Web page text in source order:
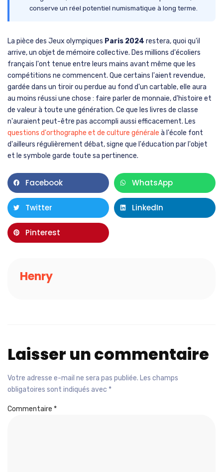
conserve un réel potentiel numismatique à long terme.
La pièce des Jeux olympiques Paris 2024 restera, quoi qu'il
arrive, un objet de mémoire collective. Des millions d'écoliers
français l'ont tenue entre leurs mains avant même que les
compétitions ne commencent. Que certains l'aient revendue,
gardée dans un tiroir ou perdue au fond d'un cartable, elle aura
au moins réussi une chose : faire parler de monnaie, d'histoire et
de valeur à toute une génération. Ce que les livres de classe
n'auraient peut-être pas accompli aussi efficacement. Les
questions d'orthographe et de culture générale à l'école font
d'ailleurs régulièrement débat, signe que l'éducation par l'objet
et le symbole garde toute sa pertinence.
Facebook WhatsApp
Twitter LinkedIn
Pinterest
Henry
Laisser un commentaire
Votre adresse e-mail ne sera pas publiée. Les champs
obligatoires sont indiqués avec *
Commentaire *